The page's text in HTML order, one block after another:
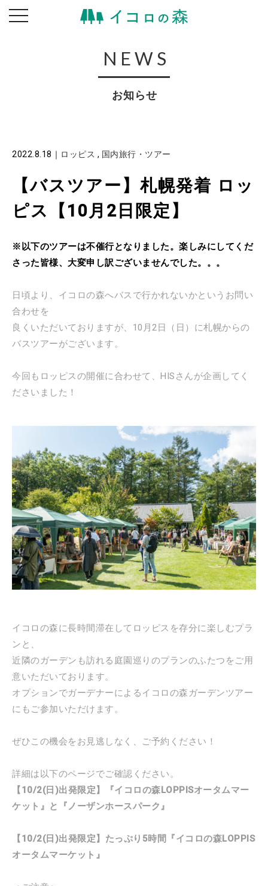
toggle
navigation
NEWS
お知らせ
2022.8.18 ｜ ロッピス , 国内旅行・ツアー
【バスツアー】札幌発着 ロッ
ピス【10月2日限定】
※以下のツアーは不催行となりました。楽しみにしてくだ
さった皆様、大変申し訳ございませんでした。。。
日頃より、イコロの森へバスで行かれないかというお問い
合わせを
良くいただいておりますが、10月2日（日）に札幌からの
バスツアーがございます。
今回もロッピスの開催に合わせて、HISさんが企画してく
ださいました！
イコロの森に長時間滞在してロッピスを存分に楽しむプラ
ンと、
近隣のガーデンも訪れる庭園巡りのプランのふたつをご用
意いただいております。
オプションでガーデナーによるイコロの森ガーデンツアー
にもご参加いただけます。
ぜひこの機会をお見逃しなく、ご予約ください！
詳細は以下のページでご確認ください。
【10/2(日)出発限定】『イコロの森LOPPISオータムマー
ケット』と『ノーザンホースパーク』
【10/2(日)出発限定】たっぷり5時間『イコロの森LOPPIS
オータムマーケット』